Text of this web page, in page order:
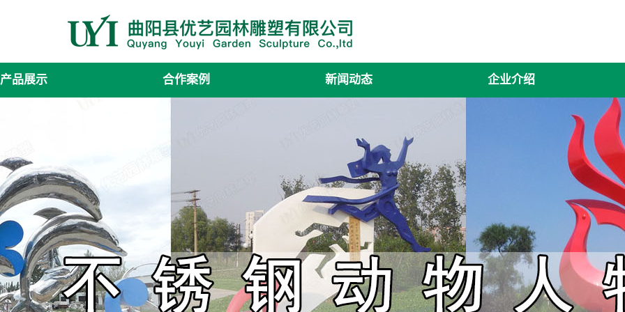
产品展示 合作案例 新闻动态 企业介绍